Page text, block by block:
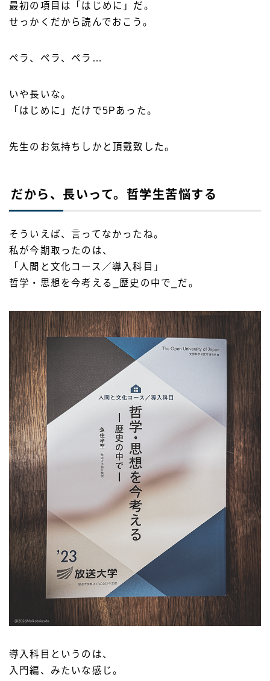
最初の項目は「はじめに」だ。
せっかくだから読んでおこう。
ペラ、ペラ、ペラ…
いや長いな。
「はじめに」だけで5Pあった。
先生のお気持ちしかと頂戴致した。
だから、長いって。哲学生苦悩する
そういえば、言ってなかったね。
私が今期取ったのは、
「人間と文化コース／導入科目」
哲学・思想を今考える⎯歴史の中で⎯だ。
導入科目というのは、
入門編、みたいな感じ。